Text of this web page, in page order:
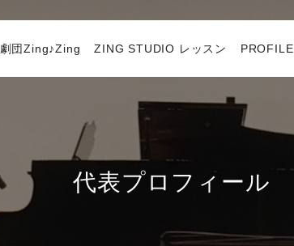
劇団Zing♪Zing ZING STUDIO レッスン PROFILE
代表プロフィール